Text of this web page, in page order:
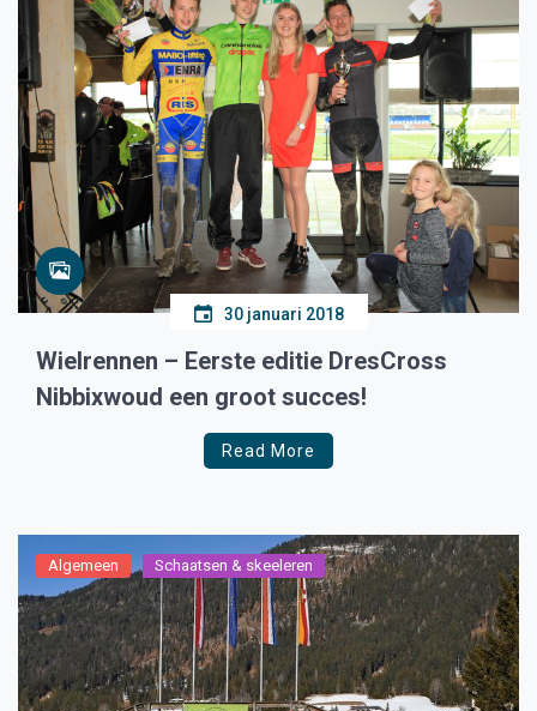
30 januari 2018
Wielrennen – Eerste editie DresCross
Nibbixwoud een groot succes!
Read More
Algemeen Schaatsen & skeeleren